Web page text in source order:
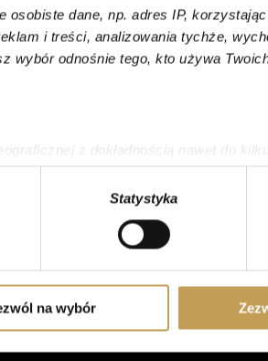
osobiste dane, np. adres IP,
i treści, analizowania tychże,
wybór odnośnie tego, kto używa
z dokładnością nawet do
charakteryzującego je zbiory
są przetwarzane oraz ustaw
lub wycofać swoją zgodę w dowolnej
i reklam, aby oferować funkcje
z naszej witryny, udostępniamy
informacje z innymi danymi
Statystyka
na wybór